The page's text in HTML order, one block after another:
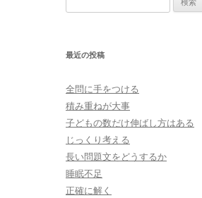
索:
最近の投稿
全問に手をつける
積み重ねが大事
子どもの数だけ伸ばし方はある
じっくり考える
長い問題文をどうするか
睡眠不足
正確に解く